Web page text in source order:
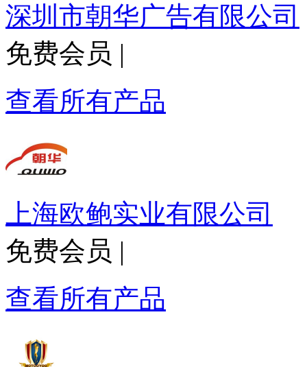
深圳市朝华广告有限公司
免费会员 |
查看所有产品
上海欧鲍实业有限公司
免费会员 |
查看所有产品